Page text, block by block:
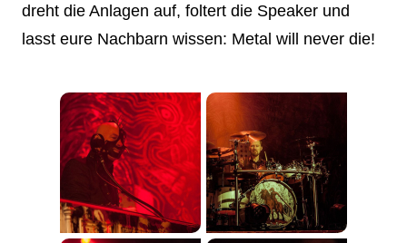
dreht die Anlagen auf, foltert die Speaker und
lasst eure Nachbarn wissen: Metal will never die!